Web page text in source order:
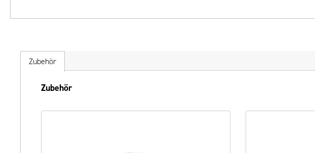
Zubehör
Produktgalerie überspringen
Zubehör